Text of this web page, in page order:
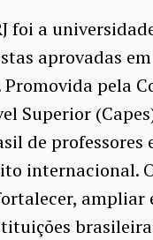
foi a
aprovadas
Promovida pela
Superior
de professores
internacional.
ampliar